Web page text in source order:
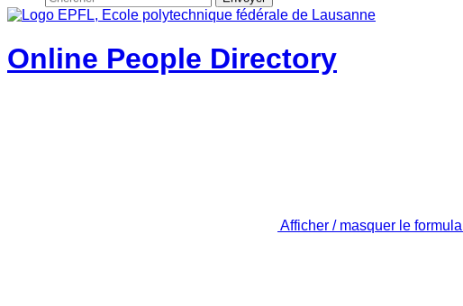
Online People Directory
Afficher / masquer le